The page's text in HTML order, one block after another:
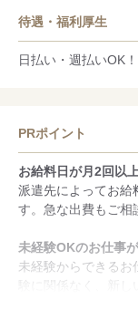
待遇・福利厚生
日払い・週払いOK！
PRポイント
お給料日が月2回以上
派遣先によってお給
す。急な出費もご相
未経験OKのお仕事
未経験からできるお
験に関係なく、新
す。初めてのお仕